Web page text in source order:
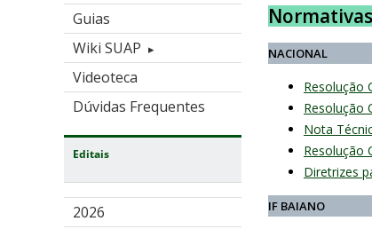
Guias
Wiki SUAP
Videoteca
Dúvidas Frequentes
Editais
2026
NACIONAL
Resolução
Resolução
Nota
Resolução
Diretrizes
IF BAIANO